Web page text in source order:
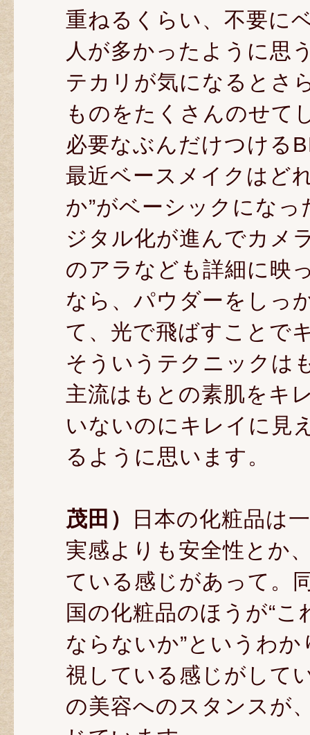
重ねるくらい、不要に
人が多かったように思
テカリが気になるとさ
ものをたくさんのせて
必要なぶんだけつける
最近ベースメイクはど
か”がベーシックにな
ジタル化が進んでカメ
のアラなども詳細に映
なら、パウダーをしっ
て、光で飛ばすことで
そういうテクニックは
主流はもとの素肌をキ
いないのにキレイに見
るように思います。
茂田）
日本の化粧品は
実感よりも安全性とか
ている感じがあって。
国の化粧品のほうが“
ならないか”というわ
視している感じがして
の美容へのスタンスが